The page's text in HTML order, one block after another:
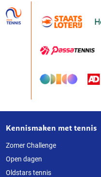
Over
deze
website
Kennismaken met tennis
Zomer Challenge
Open dagen
Oldstars tennis